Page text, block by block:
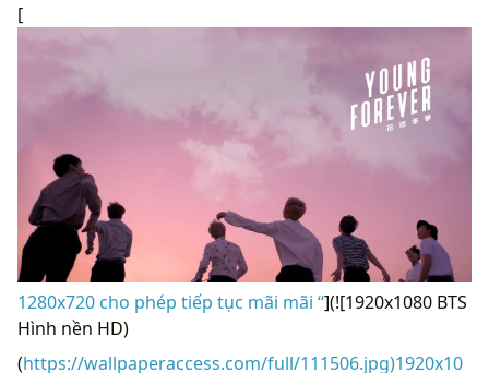
[
1280x720 cho phép tiếp tục mãi mãi “](![1920x1080 BTS
Hình nền HD)
(https://wallpaperaccess.com/full/111506.jpg)1920x10